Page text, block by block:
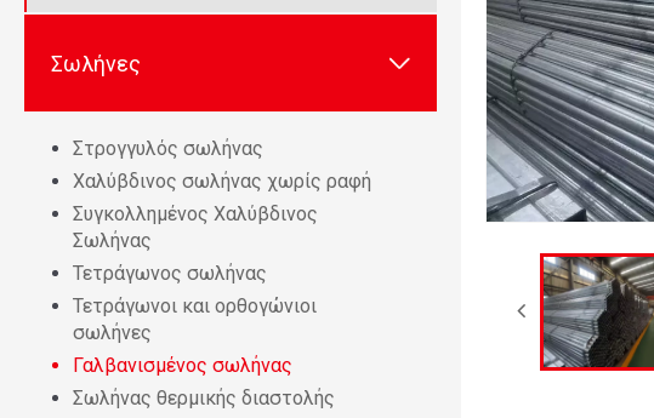
Σωλήνες 
Στρογγυλός σωλήνας
Χαλύβδινος σωλήνας χωρίς ραφή
Συγκολλημένος Χαλύβδινος
Σωλήνας
Τετράγωνος σωλήνας
Τετράγωνοι και ορθογώνιοι
σωλήνες
Γαλβανισμένος σωλήνας
Σωλήνας θερμικής διαστολής